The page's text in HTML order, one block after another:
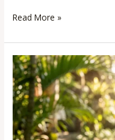
Pia
dan
Pie
Susu:
Menyelami
Dua
Ikon
Jajanan
Manis
Read More »